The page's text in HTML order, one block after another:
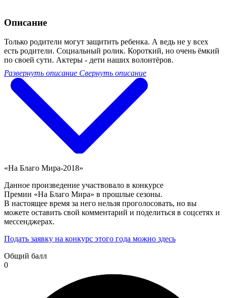
Описание
Только родители могут защитить ребенка. А ведь не у всех
есть родители. Социальный ролик. Короткий, но очень ёмкий
по своей сути. Актеры - дети наших волонтёров.
Развернуть описание Свернуть описание
«На Благо Мира-2018»
Данное произведение участвовало в конкурсе
Премии «На Благо Мира» в прошлые сезоны.
В настоящее время за него нельзя проголосовать, но вы
можете оставить свой комментарий и поделиться в соцсетях и
мессенджерах.
Подать заявку на конкурс этого года можно здесь
Общий балл
0